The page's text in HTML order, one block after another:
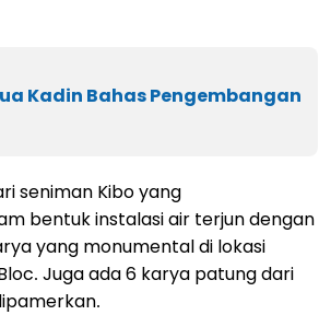
Kadin Bahas Pengembangan
seniman Kibo yang
bentuk instalasi air terjun dengan
yang monumental di lokasi
Juga ada 6 karya patung dari